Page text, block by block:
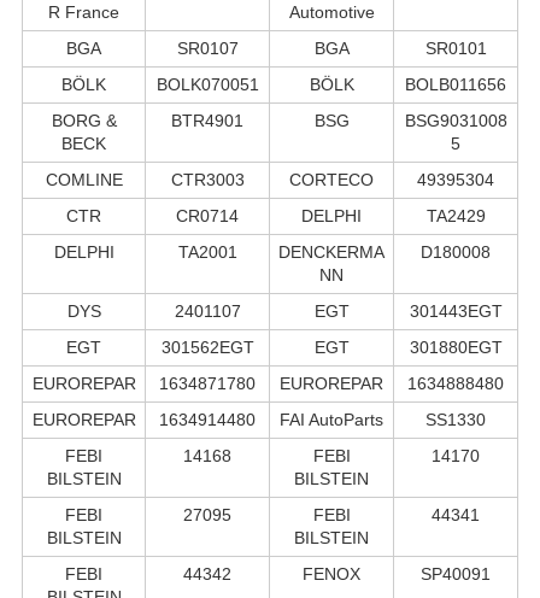
R France
Automotive
BGA SR0107 BGA
SR0101
BÖLK
BOLK070051 BÖLK
BOLB011656
BORG &
BECK
BTR4901 BSG
BSG9031008
5
COMLINE
CTR3003 CORTECO
49395304
CTR
CR0714 DELPHI
TA2429
DELPHI
TA2001
DENCKERMA
NN
D180008
DYS 2401107 EGT
301443EGT
EGT
301562EGT EGT
301880EGT
EUROREPAR
1634871780 EUROREPAR
1634888480
EUROREPAR
1634914480 FAI AutoParts
SS1330
FEBI
BILSTEIN
14168
FEBI
BILSTEIN
14170
FEBI
BILSTEIN
27095
FEBI
BILSTEIN
44341
FEBI
44342 FENOX SP40091